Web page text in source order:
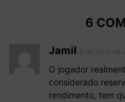
6
Jamil
O jogador
considerado
rendimento, tem